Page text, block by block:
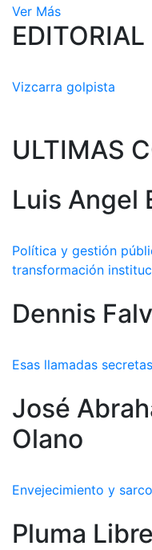
Ver Más
EDITORIAL
Vizcarra golpista
ULTIMAS
Luis Angel
Política y gestión
transformación
Dennis
Esas llamadas secretas
José
Olano
Envejecimiento y
Pluma Libre